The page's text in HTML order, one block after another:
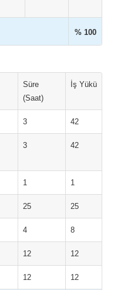
% 100
Süre
(Saat)
İş Yükü
3 42
3 42
1 1
25 25
4 8
12 12
12 12